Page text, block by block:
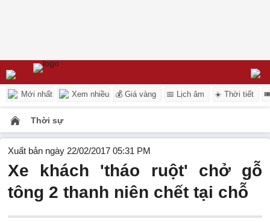
Mới nhất Xem nhiều 💰 Giá vàng 📅 Lịch âm ☀️ Thời tiết
Thời sự
Xuất bản ngày 22/02/2017 05:31 PM
Xe khách 'tháo ruột' chở gỗ
tông 2 thanh niên chết tại chỗ